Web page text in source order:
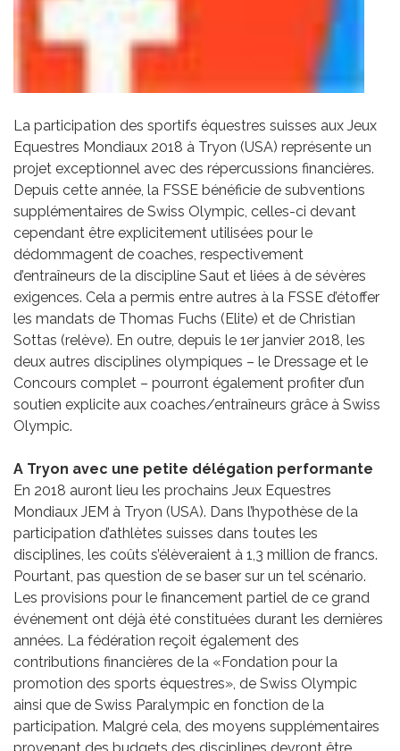
La participation des sportifs équestres suisses aux Jeux
Equestres Mondiaux 2018 à Tryon (USA) représente un
projet exceptionnel avec des répercussions financières.
Depuis cette année, la FSSE bénéficie de subventions
supplémentaires de Swiss Olympic, celles-ci devant
cependant être explicitement utilisées pour le
dédommagent de coaches, respectivement
d’entraîneurs de la discipline Saut et liées à de sévères
exigences. Cela a permis entre autres à la FSSE d’étoffer
les mandats de Thomas Fuchs (Elite) et de Christian
Sottas (relève). En outre, depuis le 1er janvier 2018, les
deux autres disciplines olympiques – le Dressage et le
Concours complet – pourront également profiter d’un
soutien explicite aux coaches/entraîneurs grâce à Swiss
Olympic.
A Tryon avec une petite délégation performante
En 2018 auront lieu les prochains Jeux Equestres
Mondiaux JEM à Tryon (USA). Dans l’hypothèse de la
participation d’athlètes suisses dans toutes les
disciplines, les coûts s’élèveraient à 1,3 million de francs.
Pourtant, pas question de se baser sur un tel scénario.
Les provisions pour le financement partiel de ce grand
événement ont déjà été constituées durant les dernières
années. La fédération reçoit également des
contributions financières de la «Fondation pour la
promotion des sports équestres», de Swiss Olympic
ainsi que de Swiss Paralympic en fonction de la
participation. Malgré cela, des moyens supplémentaires